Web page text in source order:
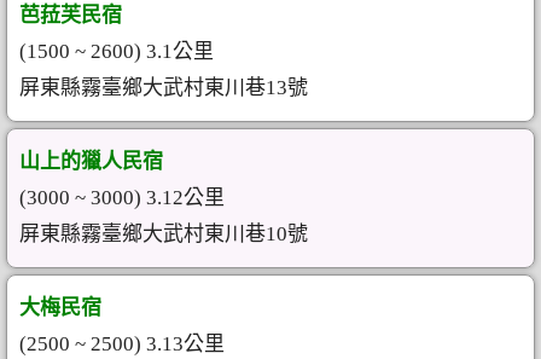
芭菈芙民宿
(1500 ~ 2600) 3.1公里
屏東縣霧臺鄉大武村東川巷13號
山上的獵人民宿
(3000 ~ 3000) 3.12公里
屏東縣霧臺鄉大武村東川巷10號
大梅民宿
(2500 ~ 2500) 3.13公里